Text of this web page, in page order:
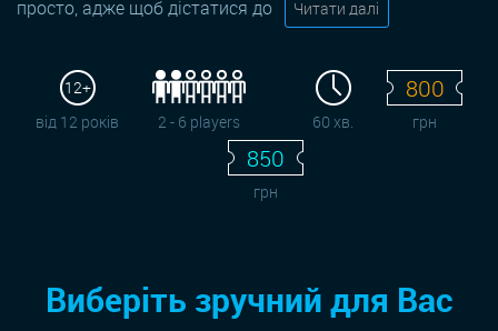
просто, адже щоб дістатися до
Читати далі
12+
від 12 років
2 - 6 players 60 хв.
800
грн
850
грн
Виберіть зручний для Вас